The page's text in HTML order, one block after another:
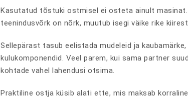
Kasutatud tõstuki ostmisel ei osteta ainult masinat.
teenindusvõrk on nõrk, muutub isegi väike rike
Sellepärast tasub eelistada mudeleid ja
kulukomponendid. Veel parem, kui sama partner
kohtade vahel lahendusi otsima.
Praktiline ostja küsib alati ette, mis maksab